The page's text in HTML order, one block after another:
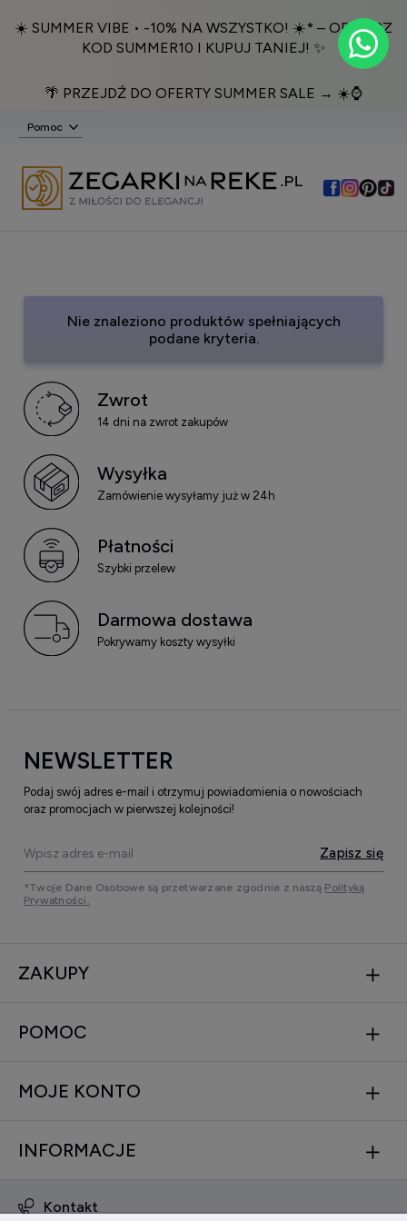
☀️ SUMMER VIBE • -10% NA WSZYSTKO! ☀️* – ODBIERZ
KOD SUMMER10 I KUPUJ TANIEJ! ✨
🌴 PRZEJDŹ DO OFERTY SUMMER SALE → ☀️⌚️
Pomoc
Nie znaleziono produktów spełniających
podane kryteria.
Zwrot
14 dni na zwrot zakupów
Wysyłka
Zamówienie wysyłamy już w 24h
Płatności
Szybki przelew
Darmowa dostawa
Pokrywamy koszty wysyłki
NEWSLETTER
Podaj swój adres e-mail i otrzymuj powiadomienia o nowościach
oraz promocjach w pierwszej kolejności!
Zapisz się
*Twoje Dane Osobowe są przetwarzane zgodnie z naszą Polityką
Prywatności.
ZAKUPY
POMOC
MOJE KONTO
INFORMACJE
Kontakt